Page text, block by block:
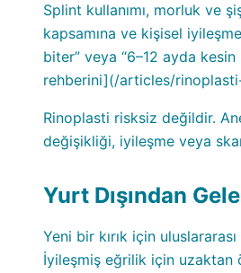
Splint kullanımı, morluk ve
kapsamına ve kişisel
biter” veya “6–12 ayda
rehberini](/articles/
Rinoplasti risksiz değildir.
değişikliği, iyileşme veya
Yurt Dışından
Yeni bir kırık için
İyileşmiş eğrilik için uzaktan